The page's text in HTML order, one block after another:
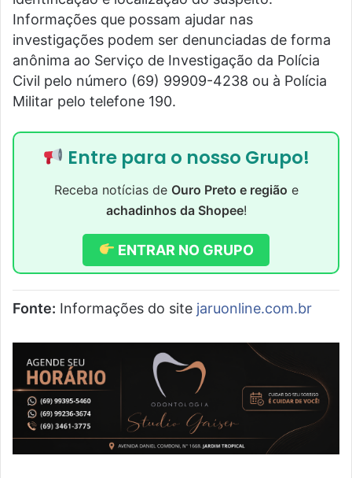
Informações que possam ajudar nas
investigações podem ser denunciadas de forma
anônima ao Serviço de Investigação da Polícia
Civil pelo número (69) 99909-4238 ou à Polícia
Militar pelo telefone 190.
Entre para o nosso Grupo!
Receba notícias de Ouro Preto e região e
achadinhos da Shopee!
ENTRAR NO GRUPO
Fonte: Informações do site jaruonline.com.br